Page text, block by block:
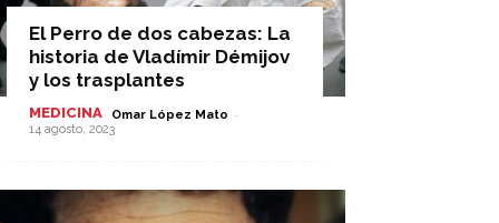
El Perro de dos cabezas: La
historia de Vladímir Démijov
y los trasplantes
MEDICINA Omar López Mato -
14 agosto, 2023